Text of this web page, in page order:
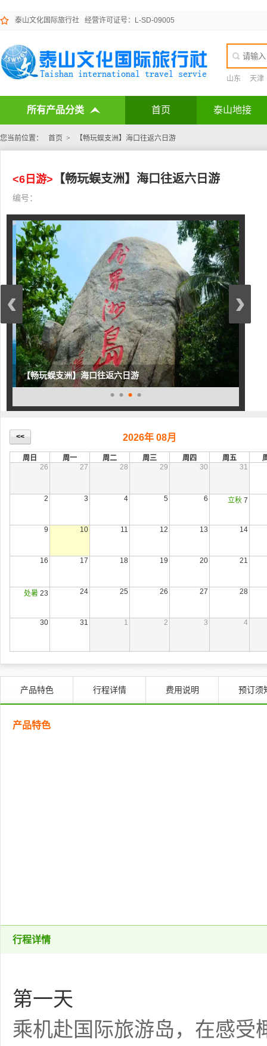
泰山文化国际旅行社 经营许可证号：L-SD-09005
山东 天津
所有产品分类 首页 泰山地接
您当前位置： 首页 > 【畅玩蜈支洲】海口往返六日游
<6日游> 【畅玩蜈支洲】海口往返六日游
编号：
【畅玩蜈支洲】海口往返六日游
• • • •
‹ ›
<< 2026年 08月
周日 周一 周二 周三 周四 周五
26
27 28 29 30 31
2 3 4 5 6 立秋 7
9 10 11 12 13 14
16 17 18 19 20 21
处暑 23 24 25 26 27 28
30 31 1 2 3 4
产品特色 行程详情 费用说明 预订须
产品特色
行程详情
第一天
乘机赴国际旅游岛，在感受